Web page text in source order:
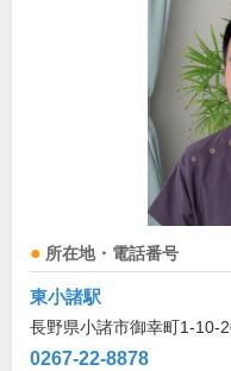
所在地・電話番号
東小諸駅
長野県小諸市御幸町1-10-
0267-22-8878